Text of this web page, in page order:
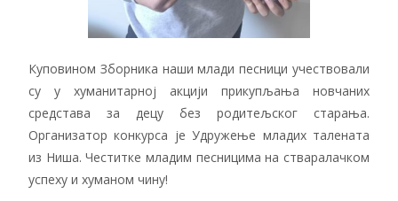
Куповином Зборника наши млади песници учествовали
су у хуманитарној акцији прикупљања новчаних
средстава за децу без родитељског старања.
Организатор конкурса је Удружење младих талената
из Ниша. Честитке младим песницима на стваралачком
успеху и хуманом чину!